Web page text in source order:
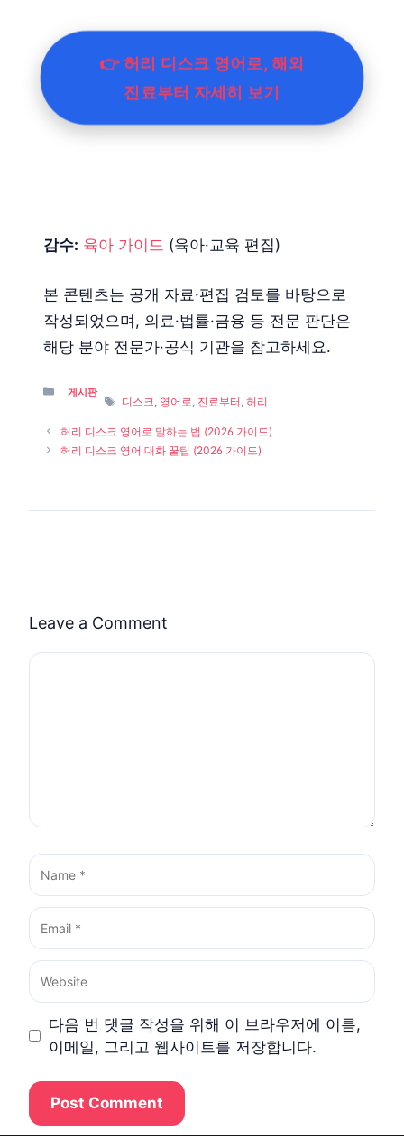
👉 허리 디스크 영어로, 해외
진료부터 자세히 보기
감수: 육아 가이드 (육아·교육 편집)
본 콘텐츠는 공개 자료·편집 검토를 바탕으로
작성되었으며, 의료·법률·금융 등 전문 판단은
해당 분야 전문가·공식 기관을 참고하세요.
Categories
게시판
Tags
디스크, 영어로, 진료부터,허리
허리 디스크 영어로 말하는 법 (2026 가이드)
허리 디스크 영어 대화 꿀팁 (2026 가이드)
Leave a Comment
Comment
Name
Email
Website
다음 번 댓글 작성을 위해 이 브라우저에 이름,
이메일, 그리고 웹사이트를 저장합니다.